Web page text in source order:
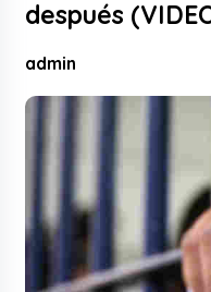
después
admin